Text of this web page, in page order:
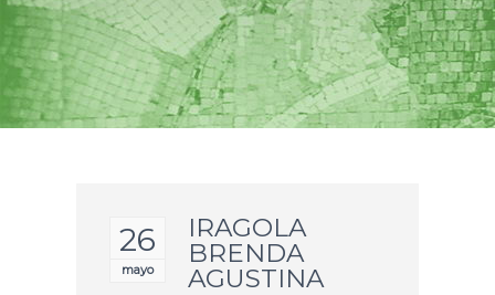
26
mayo
IRAGOLA
BRENDA
AGUSTINA